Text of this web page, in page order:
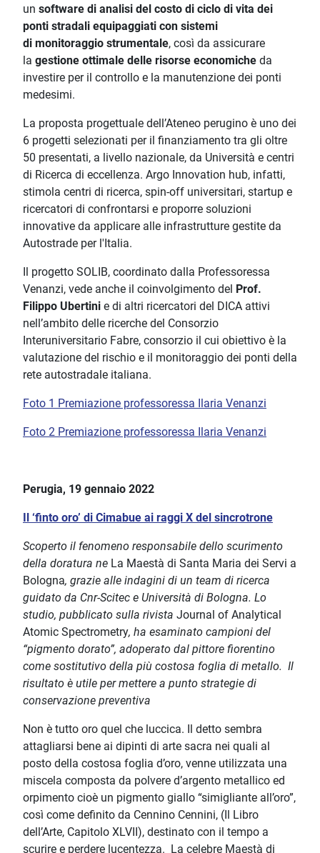
un software di analisi del costo di ciclo di vita dei
ponti stradali equipaggiati con sistemi
di monitoraggio strumentale, così da assicurare
la gestione ottimale delle risorse economiche da
investire per il controllo e la manutenzione dei ponti
medesimi.
La proposta progettuale dell’Ateneo perugino è uno dei
6 progetti selezionati per il finanziamento tra gli oltre
50 presentati, a livello nazionale, da Università e centri
di Ricerca di eccellenza. Argo Innovation hub, infatti,
stimola centri di ricerca, spin-off universitari, startup e
ricercatori di confrontarsi e proporre soluzioni
innovative da applicare alle infrastrutture gestite da
Autostrade per l'Italia.
Il progetto SOLIB, coordinato dalla Professoressa
Venanzi, vede anche il coinvolgimento del Prof.
Filippo Ubertini e di altri ricercatori del DICA attivi
nell’ambito delle ricerche del Consorzio
Interuniversitario Fabre, consorzio il cui obiettivo è la
valutazione del rischio e il monitoraggio dei ponti della
rete autostradale italiana.
Foto 1 Premiazione professoressa Ilaria Venanzi
Foto 2 Premiazione professoressa Ilaria Venanzi
Perugia, 19 gennaio 2022
Il ‘finto oro’ di Cimabue ai raggi X del sincrotrone
Scoperto il fenomeno responsabile dello scurimento
della doratura ne La Maestà di Santa Maria dei Servi a
Bologna, grazie alle indagini di un team di ricerca
guidato da Cnr-Scitec e Università di Bologna. Lo
studio, pubblicato sulla rivista Journal of Analytical
Atomic Spectrometry, ha esaminato campioni del
“pigmento dorato”, adoperato dal pittore fiorentino
come sostitutivo della più costosa foglia di metallo. Il
risultato è utile per mettere a punto strategie di
conservazione preventiva
Non è tutto oro quel che luccica. Il detto sembra
attagliarsi bene ai dipinti di arte sacra nei quali al
posto della costosa foglia d’oro, venne utilizzata una
miscela composta da polvere d’argento metallico ed
orpimento cioè un pigmento giallo “simigliante all’oro”,
così come definito da Cennino Cennini, (Il Libro
dell’Arte, Capitolo XLVII), destinato con il tempo a
scurire e perdere lucentezza. La celebre Maestà di